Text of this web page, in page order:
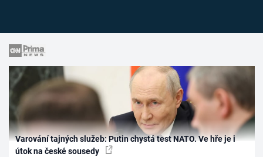
Varování tajných služeb: Putin chystá test NATO. Ve hře je i
útok na české sousedy